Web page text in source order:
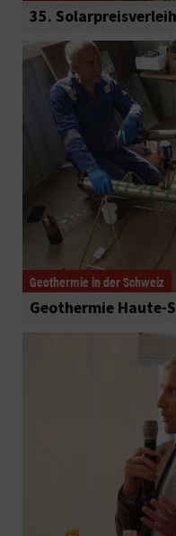
35.
Geothermie in der Schweiz
Geothermie Haute-